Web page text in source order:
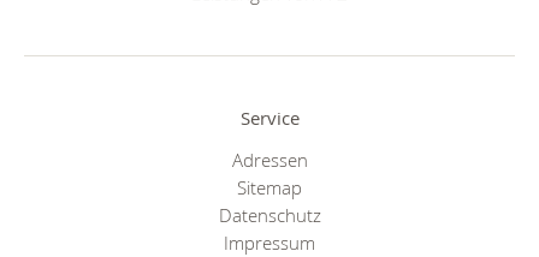
Service
Adressen
Sitemap
Datenschutz
Impressum